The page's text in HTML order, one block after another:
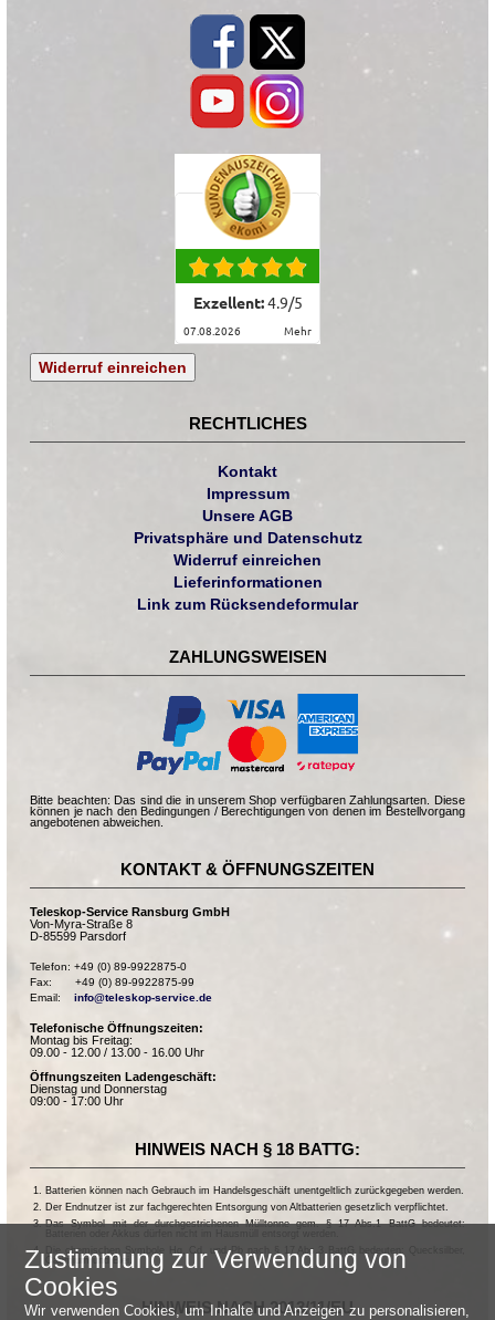
Exzellent:4.9/5
07.08.2026 mehr
Widerruf einreichen
RECHTLICHES
Kontakt
Impressum
Unsere AGB
Privatsphäre und Datenschutz
Widerruf einreichen
Lieferinformationen
Link zum Rücksendeformular
ZAHLUNGSWEISEN
Bitte beachten: Das sind die in unserem Shop verfügbaren Zahlungsarten. Diese
können je nach den Bedingungen / Berechtigungen von denen im Bestellvorgang
angebotenen abweichen.
KONTAKT & ÖFFNUNGSZEITEN
Teleskop-Service Ransburg GmbH
Von-Myra-Straße 8
D-85599 Parsdorf
Telefon: +49 (0) 89-9922875-0
Fax:       +49 (0) 89-9922875-99
Email: info@teleskop-service.de
Telefonische Öffnungszeiten:
Montag bis Freitag:
09.00 - 12.00 / 13.00 - 16.00 Uhr
Öffnungszeiten Ladengeschäft:
Dienstag und Donnerstag
09:00 - 17:00 Uhr
HINWEIS NACH § 18 BATTG:
Batterien können nach Gebrauch im Handelsgeschäft unentgeltlich zurückgegeben werden.
Der Endnutzer ist zur fachgerechten Entsorgung von Altbatterien gesetzlich verpflichtet.
Das Symbol mit der durchgestrichenen Mülltonne gem. § 17 Abs.1 BattG bedeutet:
Die chemischen Symbole Hg, Cd, und Pb nach § 17 Abs.3 BattG bedeuten: Quecksilber,
Cadmium und Blei.
HINWEIS NACH 2013/11/EU
Zustimmung zur Verwendung von
Cookies
Wir verwenden Cookies, um Inhalte und Anzeigen zu personalisieren,